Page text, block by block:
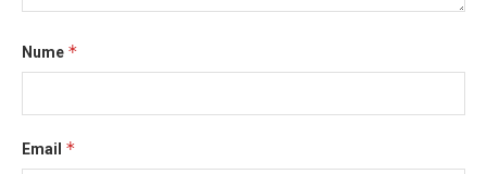
Nume *
Email *